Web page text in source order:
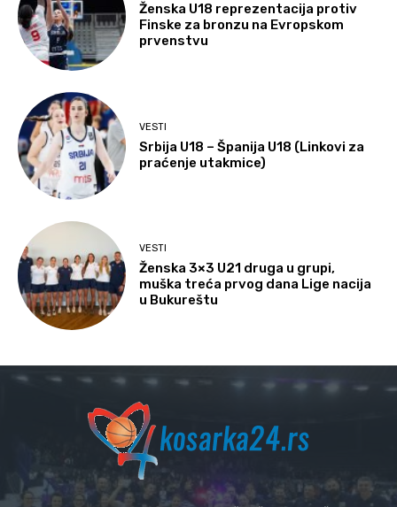
Ženska U18 reprezentacija protiv
Finske za bronzu na Evropskom
prvenstvu
VESTI
Srbija U18 – Španija U18 (Linkovi za
praćenje utakmice)
VESTI
Ženska 3×3 U21 druga u grupi,
muška treća prvog dana Lige nacija
u Bukureštu